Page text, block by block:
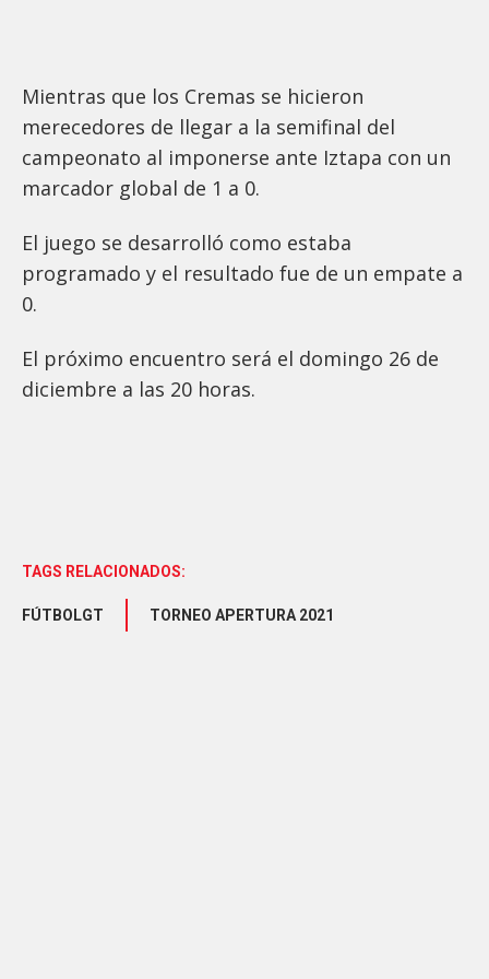
Mientras que los Cremas se hicieron
merecedores de llegar a la semifinal del
campeonato al imponerse ante Iztapa con un
marcador global de 1 a 0.
El juego se desarrolló como estaba
programado y el resultado fue de un empate a
0.
El próximo encuentro será el domingo 26 de
diciembre a las 20 horas.
TAGS RELACIONADOS:
FÚTBOLGT TORNEO APERTURA 2021